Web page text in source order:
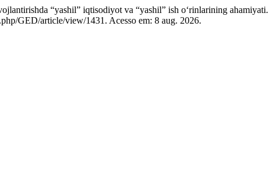
“yashil” iqtisodiyot va “yashil” ish o‘rinlarining ahamiyati.
GED/article/view/1431. Acesso em: 8 aug. 2026.